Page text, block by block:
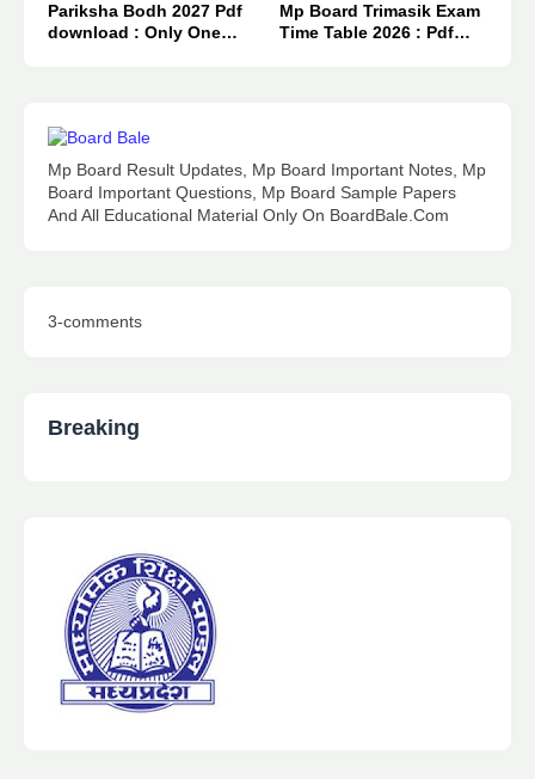
Pariksha Bodh 2027 Pdf
download : Only One
Mp Board Trimasik Exam
Time Table 2026 : Pdf
Mp Board Result Updates, Mp Board Important Notes, Mp
Board Important Questions, Mp Board Sample Papers
And All Educational Material Only On BoardBale.Com
3-comments
Breaking